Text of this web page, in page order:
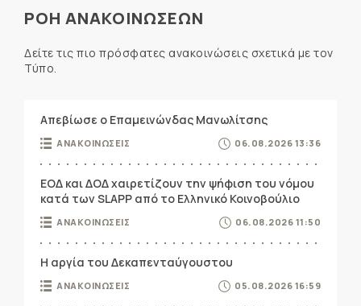
ΡΟΗ ΑΝΑΚΟΙΝΩΣΕΩΝ
Δείτε τις πιο πρόσφατες ανακοινώσεις σχετικά με τον
Τύπο.
Απεβίωσε ο Επαμεινώνδας Μανωλίτσης
ΑΝΑΚΟΙΝΩΣΕΙΣ 06.08.2026 13:36
ΕΟΔ και ΔΟΔ χαιρετίζουν την ψήφιση του νόμου
κατά των SLAPP από το Ελληνικό Κοινοβούλιο
ΑΝΑΚΟΙΝΩΣΕΙΣ 06.08.2026 11:50
Η αργία του Δεκαπενταύγουστου
ΑΝΑΚΟΙΝΩΣΕΙΣ 05.08.2026 16:59